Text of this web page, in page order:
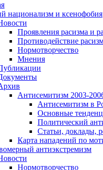
национализм и ксенофобия
Проявления расизма и
Противодействие
Нормотворчество
Мнения
Антисемитизм 2003-
Антисемитизм в
Основные
Политический
Статьи, доклады,
Карта нападений по
антиэкстремизм
Нормотворчество